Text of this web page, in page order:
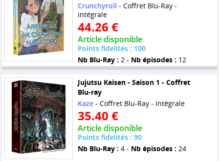
Crunchyroll - Coffret Blu-Ray -
intégrale
44.26 €
Article disponible
Points fidelités : 100
Nb Blu-Ray : 2 - Nb épisodes : 12
Jujutsu Kaisen - Saison 1 - Coffret
Blu-ray
Kaze- Coffret Blu-Ray - intégrale
35.40 €
Article disponible
Points fidelités : 90
Nb Blu-Ray : 4 - Nb épisodes : 24